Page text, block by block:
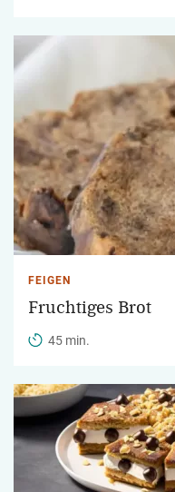
FEIGEN
Fruchtiges Brot
45 min.